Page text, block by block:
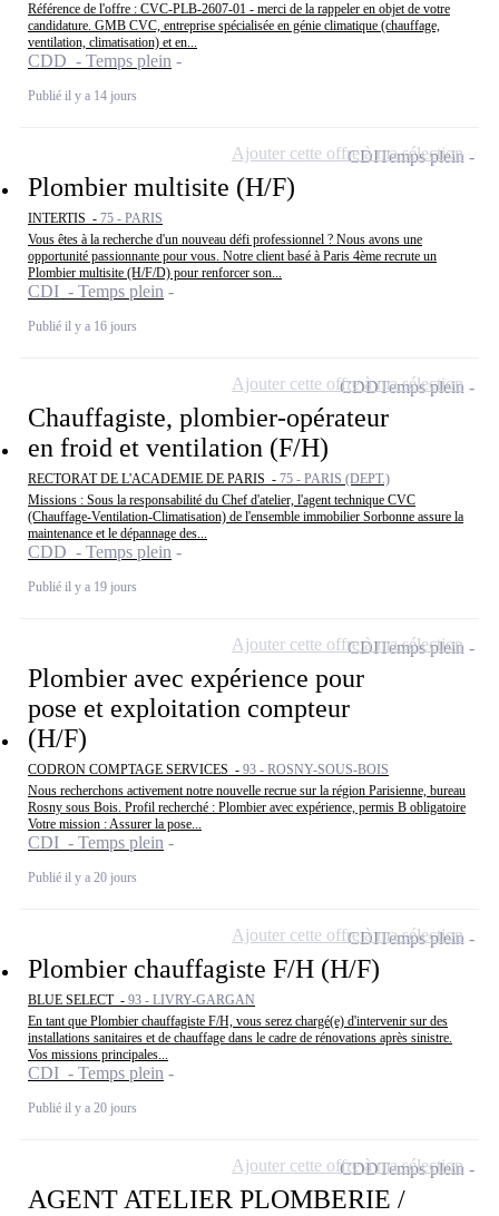
Référence de l'offre : CVC-PLB-2607-01 - merci de la rappeler en objet de votre
candidature. GMB CVC, entreprise spécialisée en génie climatique (chauffage,
ventilation, climatisation) et en...
CDD - Temps plein
Publié il y a 14 jours
Plombier multisite (H/F)
INTERTIS - 75 - PARIS
Vous êtes à la recherche d'un nouveau défi professionnel ? Nous avons une
opportunité passionnante pour vous. Notre client basé à Paris 4ème recrute un
Plombier multisite (H/F/D) pour renforcer son...
CDI - Temps plein
Publié il y a 16 jours
CDITemps plein
Ajouter cette offre à ma sélection
Chauffagiste, plombier-opérateur
en froid et ventilation (F/H)
RECTORAT DE L'ACADEMIE DE PARIS - 75 - PARIS (DEPT.)
Missions : Sous la responsabilité du Chef d'atelier, l'agent technique CVC
(Chauffage-Ventilation-Climatisation) de l'ensemble immobilier Sorbonne assure la
maintenance et le dépannage des...
CDD - Temps plein
Publié il y a 19 jours
CDDTemps plein
Ajouter cette offre à ma sélection
Plombier avec expérience pour
pose et exploitation compteur
(H/F)
CODRON COMPTAGE SERVICES - 93 - ROSNY-SOUS-BOIS
Nous recherchons activement notre nouvelle recrue sur la région Parisienne, bureau
Rosny sous Bois. Profil recherché : Plombier avec expérience, permis B obligatoire
Votre mission : Assurer la pose...
CDI - Temps plein
Publié il y a 20 jours
CDITemps plein
Ajouter cette offre à ma sélection
Plombier chauffagiste F/H (H/F)
BLUE SELECT - 93 - LIVRY-GARGAN
En tant que Plombier chauffagiste F/H, vous serez chargé(e) d'intervenir sur des
installations sanitaires et de chauffage dans le cadre de rénovations après sinistre.
Vos missions principales...
CDI - Temps plein
Publié il y a 20 jours
CDITemps plein
Ajouter cette offre à ma sélection
AGENT ATELIER PLOMBERIE /
CDDTemps plein
Ajouter cette offre à ma sélection